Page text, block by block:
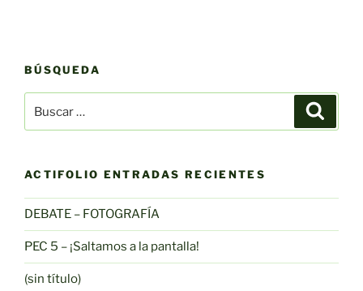
BÚSQUEDA
por:
ACTIFOLIO ENTRADAS RECIENTES
DEBATE – FOTOGRAFÍA
PEC 5 – ¡Saltamos a la pantalla!
(sin título)